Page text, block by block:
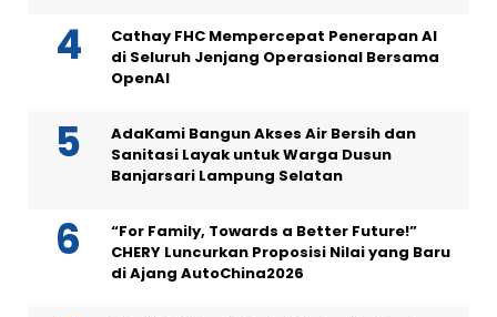
Cathay FHC Mempercepat Penerapan AI
di Seluruh Jenjang Operasional Bersama
OpenAI
AdaKami Bangun Akses Air Bersih dan
Sanitasi Layak untuk Warga Dusun
Banjarsari Lampung Selatan
“For Family, Towards a Better Future!”
CHERY Luncurkan Proposisi Nilai yang Baru
di Ajang AutoChina2026